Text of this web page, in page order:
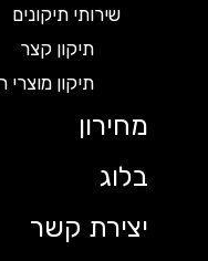
שירותי תיקונים
תיקון קצר
תיקון מוצרי חשמל
מחירון
בלוג
יצירת קשר